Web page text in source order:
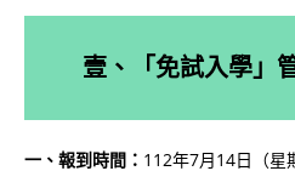
壹、「免試入學」
一、報到時間： 112年7月14日（星